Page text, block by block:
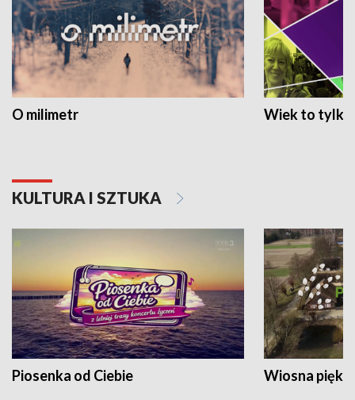
O milimetr Wiek to tylko
KULTURA I SZTUKA
Piosenka od Ciebie Wiosna